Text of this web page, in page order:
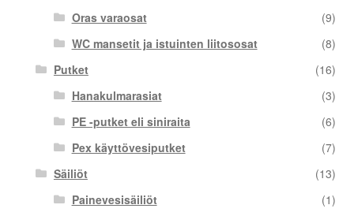
Oras varaosat
(9)
WC mansetit ja istuinten liitososat
(8)
Putket
(16)
Hanakulmarasiat
(3)
PE -putket eli siniraita
(6)
Pex käyttövesiputket
(7)
Säiliöt
(13)
Painevesisäiliöt
(1)